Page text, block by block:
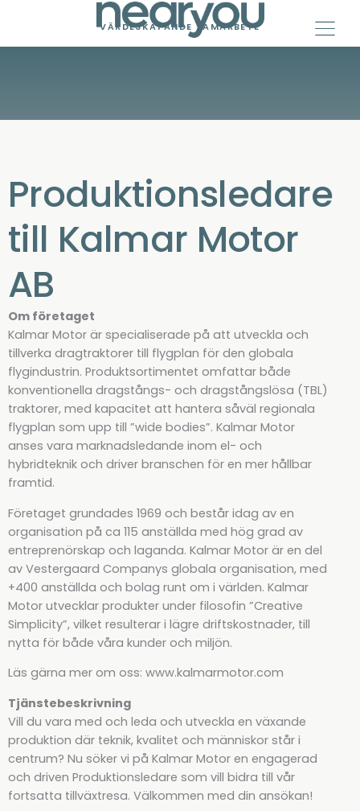
content
VÄRDESKAPANDE SAMARBETE
Produktionsledare
till Kalmar Motor
AB
Om företaget
Kalmar Motor är specialiserade på att utveckla och
tillverka dragtraktorer till flygplan för den globala
flygindustrin. Produktsortimentet omfattar både
konventionella dragstångs- och dragstångslösa (TBL)
traktorer, med kapacitet att hantera såväl regionala
flygplan som upp till ”wide bodies”. Kalmar Motor
anses vara marknadsledande inom el- och
hybridteknik och driver branschen för en mer hållbar
framtid.
Företaget grundades 1969 och består idag av en
organisation på ca 115 anställda med hög grad av
entreprenörskap och laganda. Kalmar Motor är en del
av Vestergaard Companys globala organisation, med
+400 anställda och bolag runt om i världen. Kalmar
Motor utvecklar produkter under filosofin ”Creative
Simplicity”, vilket resulterar i lägre driftskostnader, till
nytta för både våra kunder och miljön.
Läs gärna mer om oss: www.kalmarmotor.com
Tjänstebeskrivning
Vill du vara med och leda och utveckla en växande
produktion där teknik, kvalitet och människor står i
centrum? Nu söker vi på Kalmar Motor en engagerad
och driven Produktionsledare som vill bidra till vår
fortsatta tillväxtresa. Välkommen med din ansökan!